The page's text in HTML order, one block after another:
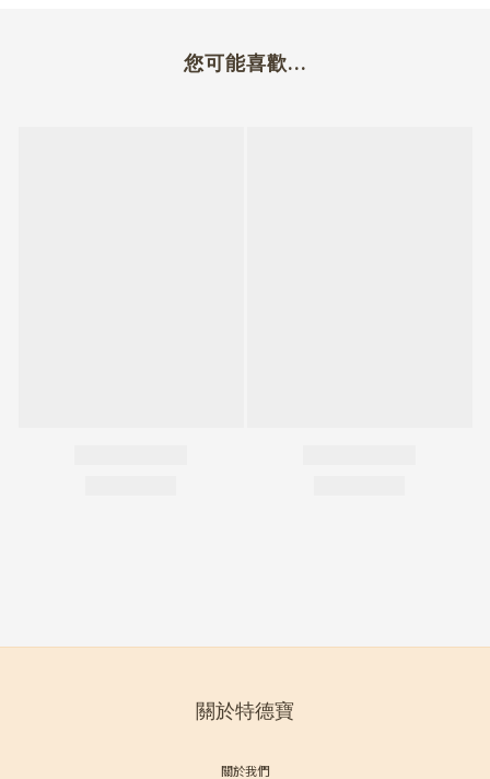
您可能喜歡...
關於特德寶
關於我們